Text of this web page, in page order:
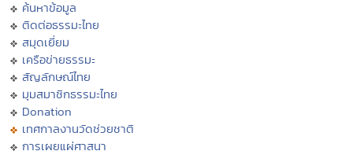
ค้นหาข้อมูล
ติดต่อธรรมะไทย
สมุดเยี่ยม
เครือข่ายธรรมะ
สัญลักษณ์ไทย
มุมสมาชิกธรรมะไทย
Donation
เทศกาลงานวัดช่วยชาติ
การเผยแผ่ศาสนา